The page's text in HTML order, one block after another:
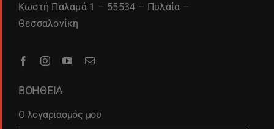
Κωστή Παλαμά 1 – 55534 – Πυλαία –
Θεσσαλονίκη
ΒΟΗΘΕΙΑ
Ο λογαριασμός μου